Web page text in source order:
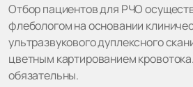
Отбор пациентов для РЧО
флебологом на основании
ультразвукового дуплексного
цветным картированием
обязательны.